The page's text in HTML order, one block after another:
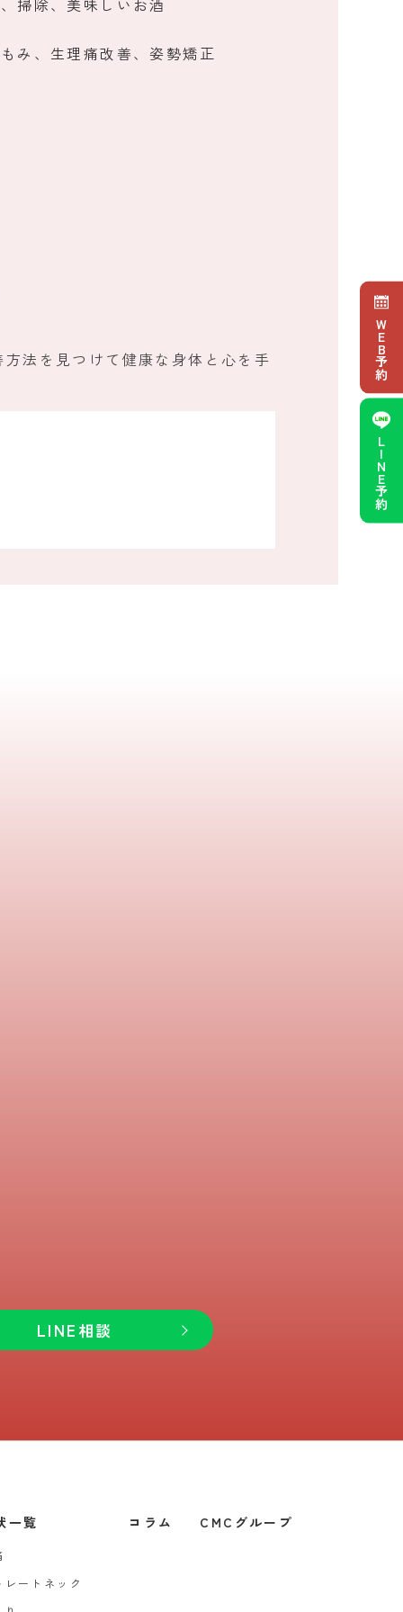
WEB予約
LINE予約
掃除、美味しいお酒
み、生理痛改善、姿勢矯正
法を見つけて健康な身体と心を手
LINE相談
一覧
レートネック
コラム CMCグループ